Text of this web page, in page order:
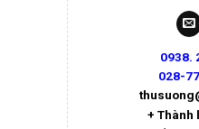
0938.
028-
+ Thành